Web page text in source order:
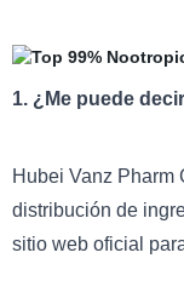
1. ¿Me puede
Hubei Vanz Pharm
distribución de
sitio web oficial